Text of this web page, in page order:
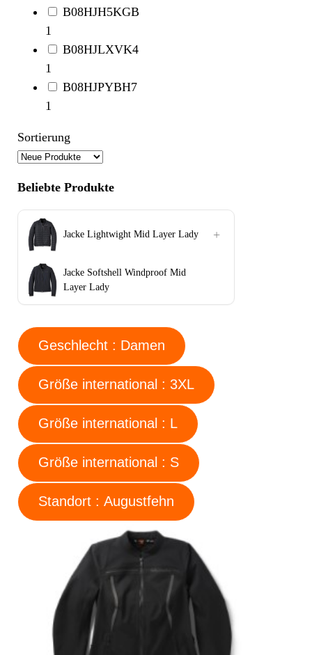
B08HJH5KGB
1
B08HJLXVK4
1
B08HJPYBH7
1
Sortierung
Beliebte Produkte
Jacke Lightwight Mid Layer Lady +
Jacke Softshell Windproof Mid
Layer Lady
Geschlecht : Damen
Größe international : 3XL
Größe international : L
Größe international : S
Standort : Augustfehn